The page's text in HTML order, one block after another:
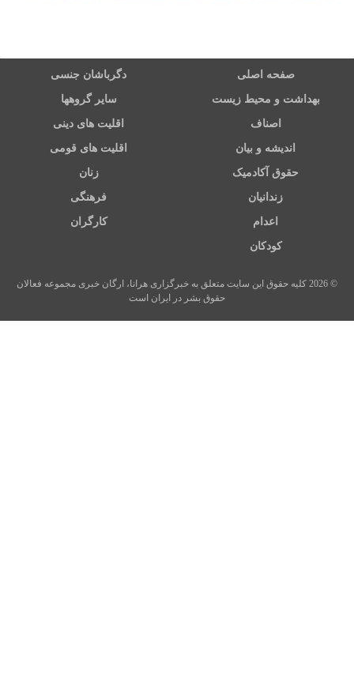
صفحه اصلی دگرباشان جنسی
بهداشت و محیط زیست سایر گروهها
اصناف اقلیت های دینی
اندیشه و بیان اقلیت های قومی
حقوق آکادمیک زنان
زندانیان فرهنگی
اعدام کارگران
کودکان
© 2026 کلیه حقوق این سایت متعلق به خبرگزاری هرانا، ارگان خبری مجموعه فعالان
حقوق بشر در ایران است